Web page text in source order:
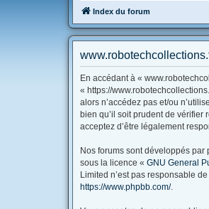
Index du forum
En accédant à «
« https://
alors n’accédez pas et/ou
bien qu’il soit prudent de vérifier
acceptez d’être légalement
Nos forums sont développés
sous la licence « GNU General
Limited n’est pas responsable
https://www.phpbb.com/.